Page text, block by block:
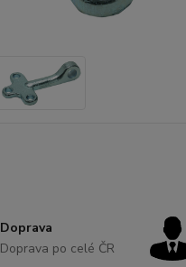
Doprava
Doprava po celé ČR